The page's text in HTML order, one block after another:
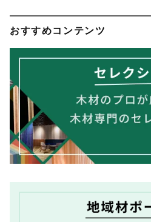
おすすめコンテンツ